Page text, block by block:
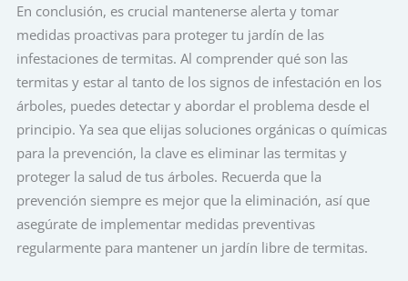
En conclusión, es crucial mantenerse alerta y tomar
medidas proactivas para proteger tu jardín de las
infestaciones de termitas. Al comprender qué son las
termitas y estar al tanto de los signos de infestación en los
árboles, puedes detectar y abordar el problema desde el
principio. Ya sea que elijas soluciones orgánicas o químicas
para la prevención, la clave es eliminar las termitas y
proteger la salud de tus árboles. Recuerda que la
prevención siempre es mejor que la eliminación, así que
asegúrate de implementar medidas preventivas
regularmente para mantener un jardín libre de termitas.